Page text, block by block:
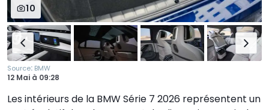
10
Source: BMW
12 Mai à 09:28
Les intérieurs de la BMW Série 7 2026 représentent un